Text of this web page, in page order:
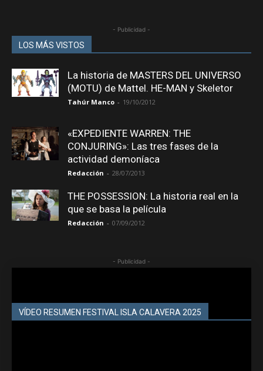
- Publicidad -
LOS MÁS VISTOS
La historia de MASTERS DEL UNIVERSO
(MOTU) de Mattel. HE-MAN y Skeletor
Tahúr Manco - 19/10/2012
«EXPEDIENTE WARREN: THE
CONJURING»: Las tres fases de la
actividad demoníaca
Redacción - 28/07/2013
THE POSSESSION: La historia real en la
que se basa la película
Redacción - 07/09/2012
- Publicidad -
VÍDEO RESUMEN FESTIVAL ISLA CALAVERA 2025